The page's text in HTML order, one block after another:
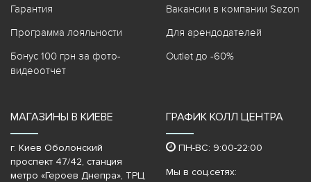
Гарантия
Программа лояльности
Бонус 100 грн за фото-
видеоотчет
Вакансии в компании Sezon
Для арендодателей
Outlet до -60%
МАГАЗИНЫ В КИЕВЕ
г. Киев Оболонский
проспект 47/42, станция
метро «Героев Днепра»‎, ТРЦ
ГРАФИК КОЛЛ ЦЕНТРА
ПН-ВС: 9:00-22:00
Мы в соц.сетях: